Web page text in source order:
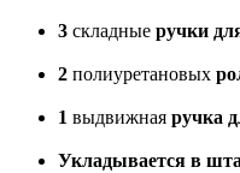
3 складные ручки
2 полиуретановых
1 выдвижная ручка
Укладывается в